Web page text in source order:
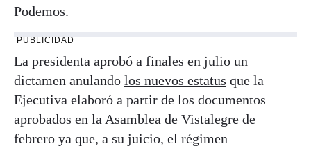
Podemos.
PUBLICIDAD
La presidenta aprobó a finales en julio un
dictamen anulando los nuevos estatus que la
Ejecutiva elaboró a partir de los documentos
aprobados en la Asamblea de Vistalegre de
febrero ya que, a su juicio, el régimen